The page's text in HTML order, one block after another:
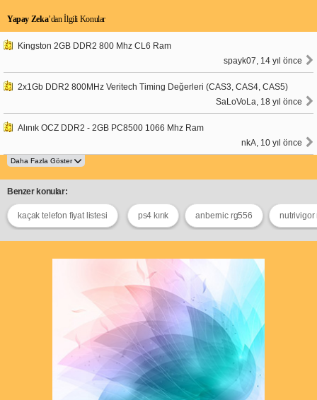
Yapay Zeka’dan İlgili Konular
Kingston 2GB DDR2 800 Mhz CL6 Ram
spayk07, 14 yıl önce
2x1Gb DDR2 800MHz Veritech Timing Değerleri (CAS3, CAS4, CAS5)
SaLoVoLa, 18 yıl önce
Alınık OCZ DDR2 - 2GB PC8500 1066 Mhz Ram
nkA, 10 yıl önce
Benzer konular:
kaçak telefon fiyat listesi ps4 kırık anbernic rg556 nutrivigor